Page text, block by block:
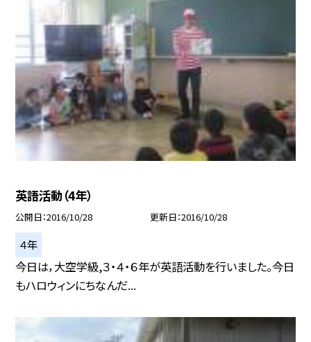
英語活動（4年）
公開日 2016/10/28 更新日 2016/10/28
４年
今日は，大空学級,３・４・６年が英語活動を行いました。今日
もハロウィンにちなんだ...